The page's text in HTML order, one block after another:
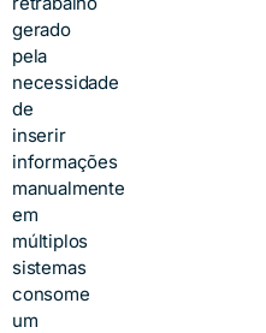
gerado
pela
necessidade
de
inserir
informações
manualmente
em
múltiplos
sistemas
consome
um